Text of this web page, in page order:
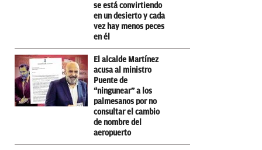
se está convirtiendo
en un desierto y cada
vez hay menos peces
en él
El alcalde Martínez
acusa al ministro
Puente de
“ningunear” a los
palmesanos por no
consultar el cambio
de nombre del
aeropuerto